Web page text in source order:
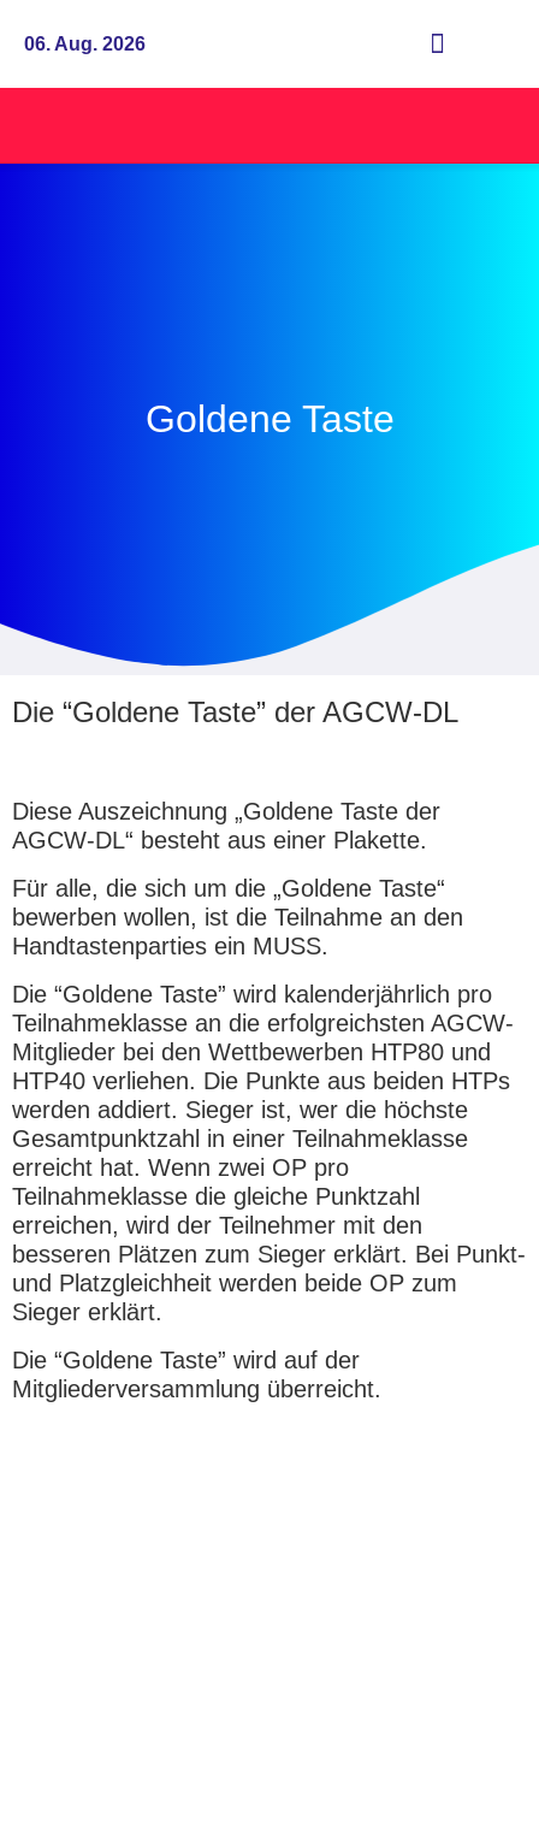
06. Aug. 2026
Goldene Taste
Die “Goldene Taste” der AGCW-DL
Diese Auszeichnung „Goldene Taste der
AGCW-DL“ besteht aus einer Plakette.
Für alle, die sich um die „Goldene Taste“
bewerben wollen, ist die Teilnahme an den
Handtastenparties ein MUSS.
Die “Goldene Taste” wird kalenderjährlich pro
Teilnahmeklasse an die erfolgreichsten AGCW-
Mitglieder bei den Wettbewerben HTP80 und
HTP40 verliehen. Die Punkte aus beiden HTPs
werden addiert. Sieger ist, wer die höchste
Gesamtpunktzahl in einer Teilnahmeklasse
erreicht hat. Wenn zwei OP pro
Teilnahmeklasse die gleiche Punktzahl
erreichen, wird der Teilnehmer mit den
besseren Plätzen zum Sieger erklärt. Bei Punkt-
und Platzgleichheit werden beide OP zum
Sieger erklärt.
Die “Goldene Taste” wird auf der
Mitgliederversammlung überreicht.